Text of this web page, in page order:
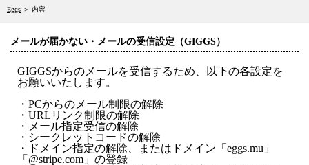
Eggs ＞ 内容
メールが届かない・メールの受信設定（GIGGS）
GIGGSからのメールを受信するため、以下の各設定を
お願いいたします。
・PCからのメール制限の解除
・URLリンク制限の解除
・メール指定受信の解除
・シークレットコードの解除
・ドメイン指定の解除、またはドメイン「eggs.mu」
「@stripe.com」の登録